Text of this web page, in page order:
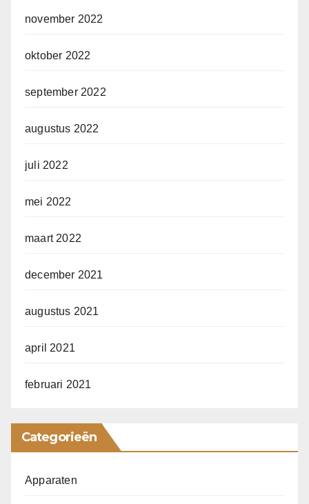
november 2022
oktober 2022
september 2022
augustus 2022
juli 2022
mei 2022
maart 2022
december 2021
augustus 2021
april 2021
februari 2021
Categorieën
Apparaten